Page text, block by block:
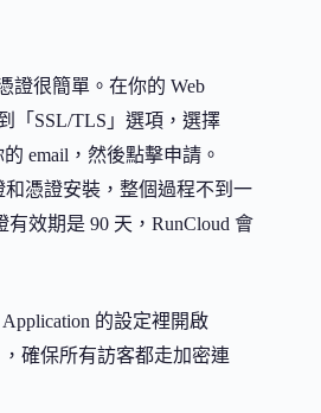
證很簡單。在你的 Web
「SSL/TLS」選項，選擇
的 email，然後點擊申請。
和憑證安裝，整個過程不到一
有效期是 90 天，RunCloud 會
的設定裡開啟
，確保所有訪客都走加密連